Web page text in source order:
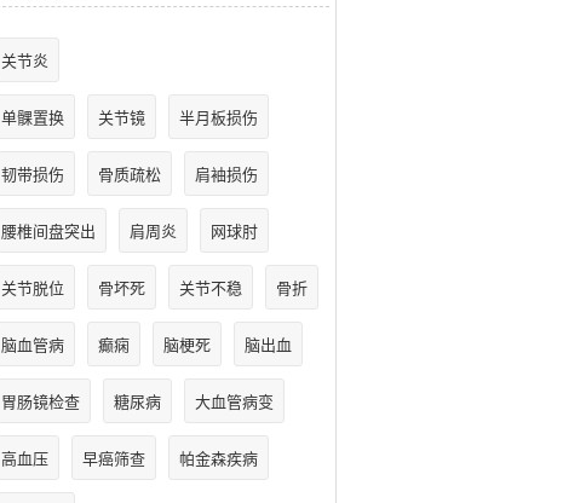
关节炎
单髁置换 关节镜 半月板损伤
韧带损伤 骨质疏松 肩袖损伤
腰椎间盘突出 肩周炎 网球肘
关节脱位 骨坏死 关节不稳 骨折
脑血管病 癫痫 脑梗死 脑出血
胃肠镜检查 糖尿病 大血管病变
高血压 早癌筛查 帕金森疾病